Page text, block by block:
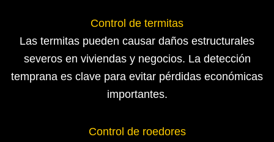
Control de termitas
Las termitas pueden causar daños estructurales
severos en viviendas y negocios. La detección
temprana es clave para evitar pérdidas económicas
importantes.
Control de roedores